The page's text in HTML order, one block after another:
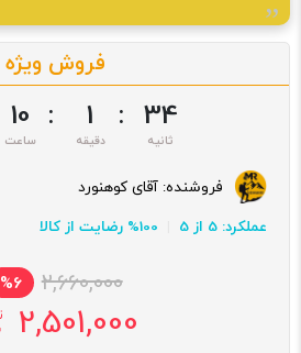
فروش ویژه
10 : 1 : 34
فروشنده: آقای کوهنورد
عملکرد: 5 از 5
100% رضایت از کالا
2,660,000
%6
2,501,000